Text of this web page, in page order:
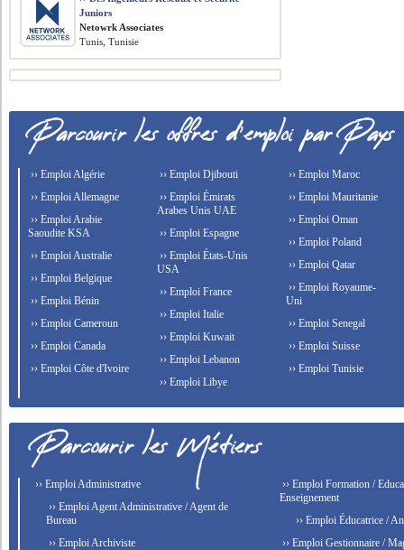
Juniors
Netowrk Associates
Tunis, Tunisie
›› Emploi Algérie
›› Emploi Allemagne
›› Emploi Arabie
Saoudite KSA
›› Emploi Australie
›› Emploi Belgique
›› Emploi Bénin
›› Emploi Cameroun
›› Emploi Canada
›› Emploi Côte d'Ivoire
›› Emploi Djibouti
›› Emploi Émirats
Arabes Unis UAE
›› Emploi Espagne
›› Emploi États-Unis
USA
›› Emploi France
›› Emploi Italie
›› Emploi Kuwait
›› Emploi Lebanon
›› Emploi Libye
›› Emploi Maroc
›› Emploi Mauritanie
›› Emploi Oman
›› Emploi Poland
›› Emploi Qatar
›› Emploi Royaume-
Uni
›› Emploi Senegal
›› Emploi Suisse
›› Emploi Tunisie
›› Emploi Administrative
›› Emploi Agent Administrative / Agent de
Bureau
›› Emploi Archiviste
›› Emploi Formation /
Enseignement
›› Emploi Éducatrice /
›› Emploi Gestionnaire /